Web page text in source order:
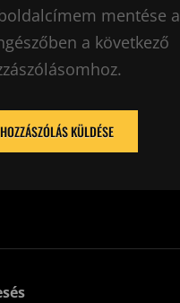
mentése a
a következő